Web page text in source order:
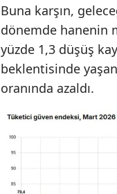
Buna karşın,
dönemde hanenin
yüzde 1,3 düşüş
beklentisinde
oranında azaldı.